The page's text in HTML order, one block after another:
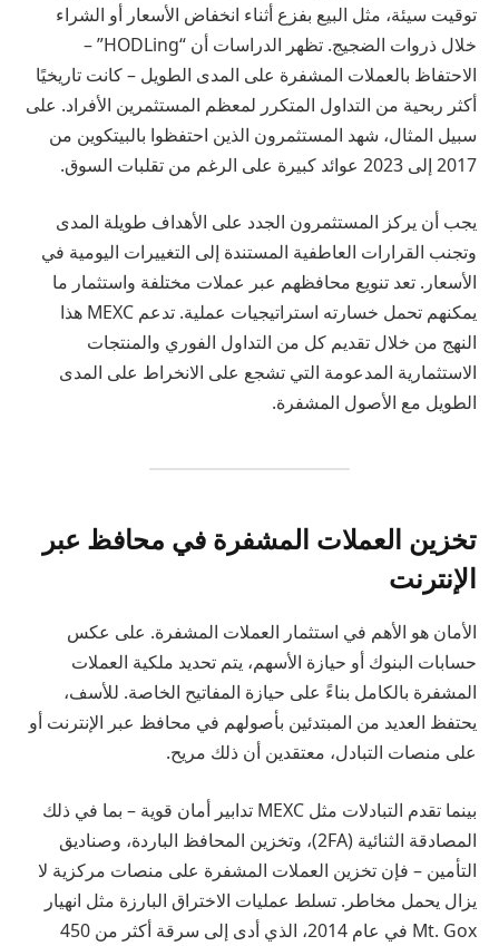
توقيت سيئة، مثل البيع بفزع أثناء انخفاض الأسعار أو الشراء
خلال ذروات الضجيج. تظهر الدراسات أن “HODLing” –
الاحتفاظ بالعملات المشفرة على المدى الطويل – كانت تاريخيًا
أكثر ربحية من التداول المتكرر لمعظم المستثمرين الأفراد. على
سبيل المثال، شهد المستثمرون الذين احتفظوا بالبيتكوين من
2017 إلى 2023 عوائد كبيرة على الرغم من تقلبات السوق.
يجب أن يركز المستثمرون الجدد على الأهداف طويلة المدى
وتجنب القرارات العاطفية المستندة إلى التغييرات اليومية في
الأسعار. تعد تنويع محافظهم عبر عملات مختلفة واستثمار ما
يمكنهم تحمل خسارته استراتيجيات عملية. تدعم MEXC هذا
النهج من خلال تقديم كل من التداول الفوري والمنتجات
الاستثمارية المدعومة التي تشجع على الانخراط على المدى
الطويل مع الأصول المشفرة.
تخزين العملات المشفرة في محافظ عبر
الإنترنت
الأمان هو الأهم في استثمار العملات المشفرة. على عكس
حسابات البنوك أو حيازة الأسهم، يتم تحديد ملكية العملات
المشفرة بالكامل بناءً على حيازة المفاتيح الخاصة. للأسف،
يحتفظ العديد من المبتدئين بأصولهم في محافظ عبر الإنترنت أو
على منصات التبادل، معتقدين أن ذلك مريح.
بينما تقدم التبادلات مثل MEXC تدابير أمان قوية – بما في ذلك
المصادقة الثنائية (2FA)، وتخزين المحافظ الباردة، وصناديق
التأمين – فإن تخزين العملات المشفرة على منصات مركزية لا
يزال يحمل مخاطر. تسلط عمليات الاختراق البارزة مثل انهيار
Mt. Gox في عام 2014، الذي أدى إلى سرقة أكثر من 450